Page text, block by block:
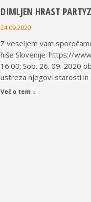
DIMLJEN HRAST
24.09.2020
Z veseljem vam
hiše Slovenije: https://
16:00; Sob. 26. 09. 2020
ustreza njegovi starosti in
Več o tem